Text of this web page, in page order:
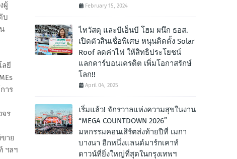
ผู้
บ
ยี
าร
จร
าย
ฯลฯ
February 15, 2024
ไทวัสดุ และบีเอ็นบี โฮม ผนึก ธอส.
เปิดตัวสินเชื่อพิเศษ หนุนติดตั้ง Solar
Roof ลดค่าไฟ ให้สิทธิประโยชน์
แลกคาร์บอนเครดิต เพิ่มโอกาสรักษ์
โลก!!
April 04, 2025
เริ่มแล้ว! จักรวาลแห่งความสุขในงาน
“MEGA COUNTDOWN 2026”
มหกรรมคอนเสิร์ตส่งท้ายปีที่ เมกา
บางนา อีกหนึ่งแลนด์มาร์กเคาท์
ดาวน์ที่ยิ่งใหญ่ที่สุดในกรุงเทพฯ